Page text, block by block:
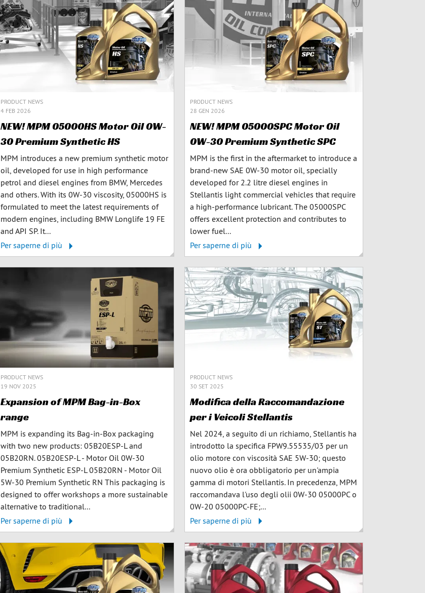
PRODUCT NEWS
4 FEB 2026
NEW! MPM 05000HS Motor Oil 0W-
30 Premium Synthetic HS
MPM introduces a new premium synthetic motor
oil, developed for use in high performance
petrol and diesel engines from BMW, Mercedes
and others. With its 0W-30 viscosity, 05000HS is
formulated to meet the latest requirements of
modern engines, including BMW Longlife 19 FE
and API SP. It...
Per saperne di più
PRODUCT NEWS
28 GEN 2026
NEW! MPM 05000SPC Motor Oil
0W-30 Premium Synthetic SPC
MPM is the first in the aftermarket to introduce a
brand-new SAE 0W-30 motor oil, specially
developed for 2.2 litre diesel engines in
Stellantis light commercial vehicles that require
a high-performance lubricant. The 05000SPC
offers excellent protection and contributes to
lower fuel...
Per saperne di più
PRODUCT NEWS
19 NOV 2025
Expansion of MPM Bag-in-Box
range
MPM is expanding its Bag-in-Box packaging
with two new products: 05B20ESP-L and
05B20RN. 05B20ESP-L - Motor Oil 0W-30
Premium Synthetic ESP-L 05B20RN - Motor Oil
5W-30 Premium Synthetic RN This packaging is
designed to offer workshops a more sustainable
alternative to traditional...
Per saperne di più
PRODUCT NEWS
30 SET 2025
Modifica della Raccomandazione
per i Veicoli Stellantis
Nel 2024, a seguito di un richiamo, Stellantis ha
introdotto la specifica FPW9.55535/03 per un
olio motore con viscosità SAE 5W-30; questo
nuovo olio è ora obbligatorio per un'ampia
gamma di motori Stellantis. In precedenza, MPM
raccomandava l'uso degli olii 0W-30 05000PC o
0W-20 05000PC-FE;...
Per saperne di più